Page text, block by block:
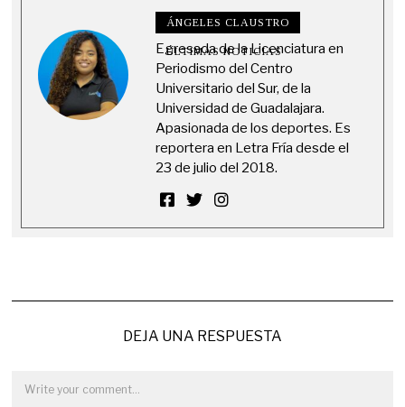
ÁNGELES CLAUSTRO
ÚLTIMAS NOTICIAS
Egresada de la Licenciatura en
Periodismo del Centro
Universitario del Sur, de la
Universidad de Guadalajara.
Apasionada de los deportes. Es
reportera en Letra Fría desde el
23 de julio del 2018.
DEJA UNA RESPUESTA